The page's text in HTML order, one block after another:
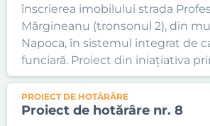
înscrierea imobilului strada
Mărgineanu (tronsonul 2), din
Napoca, în sistemul integrat de
funciară. Proiect din iniațiativa
PROIECT DE HOTĂRÂRE
Proiect de hotărâre nr. 8